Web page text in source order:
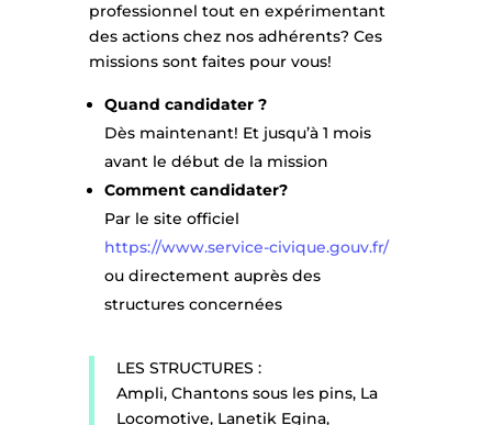
professionnel tout en expérimentant
des actions chez nos adhérents? Ces
missions sont faites pour vous!
Quand candidater ?
Dès maintenant! Et jusqu’à 1 mois
avant le début de la mission
Comment candidater?
Par le site officiel
https://www.service-civique.gouv.fr/
ou directement auprès des
structures concernées
LES STRUCTURES :
Ampli, Chantons sous les pins, La
Locomotive, Lanetik Egina,